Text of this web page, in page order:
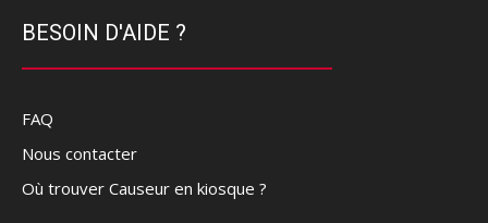
BESOIN D'AIDE ?
FAQ
Nous contacter
Où trouver Causeur en kiosque ?